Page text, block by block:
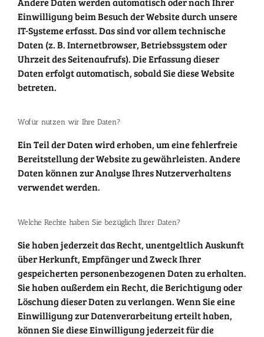
Einwilligung beim Besuch der Website durch unsere
IT-Systeme erfasst. Das sind vor allem technische
Daten (z. B. Internetbrowser, Betriebssystem oder
Uhrzeit des Seitenaufrufs). Die Erfassung dieser
Daten erfolgt automatisch, sobald Sie diese Website
betreten.
Wofür nutzen wir Ihre Daten?
Ein Teil der Daten wird erhoben, um eine fehlerfreie
Bereitstellung der Website zu gewährleisten. Andere
Daten können zur Analyse Ihres Nutzerverhaltens
verwendet werden.
Welche Rechte haben Sie bezüglich Ihrer Daten?
Sie haben jederzeit das Recht, unentgeltlich Auskunft
über Herkunft, Empfänger und Zweck Ihrer
gespeicherten personenbezogenen Daten zu erhalten.
Sie haben außerdem ein Recht, die Berichtigung oder
Löschung dieser Daten zu verlangen. Wenn Sie eine
Einwilligung zur Datenverarbeitung erteilt haben,
können Sie diese Einwilligung jederzeit für die